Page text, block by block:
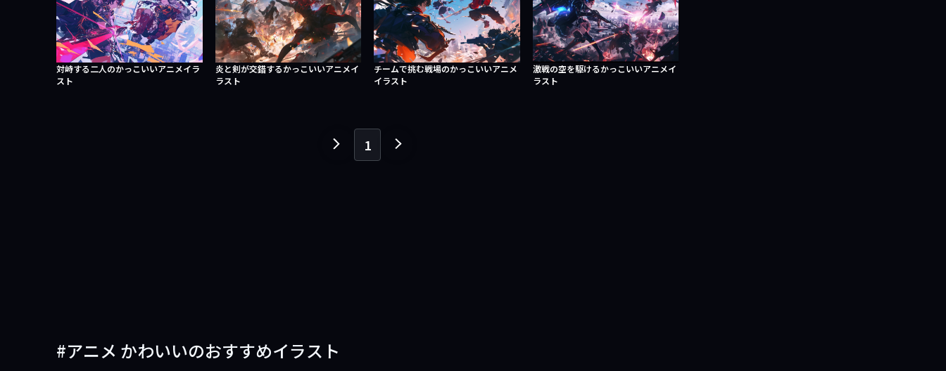
対峙する二人のかっこいいアニメイラ
スト
炎と剣が交錯するかっこいいアニメイ
ラスト
チームで挑む戦場のかっこいいアニメ
イラスト
激戦の空を駆けるかっこいいアニメイ
ラスト
1
１
アニメ かわいいのおすすめイラスト